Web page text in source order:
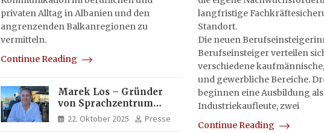
privaten Alltag in Albanien und den
angrenzenden Balkanregionen zu
vermitteln.
Continue Reading
Marek Los – Gründer
von Sprachzentrum
Moose, Moose Casa
Italia und Apartamento
22. Oktober 2025 Presse
langfristige
Standort.
Die neuen
Berufseinsteiger verteilen
verschiedene
und gewerbliche Bereiche.
beginnen eine Ausbildung als
Industriekaufleute, zwei
Continue Reading